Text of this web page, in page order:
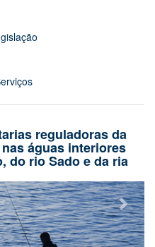
reguladoras da
águas interiores
do rio Sado e da ria